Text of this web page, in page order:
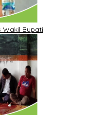
Wakil Bupati